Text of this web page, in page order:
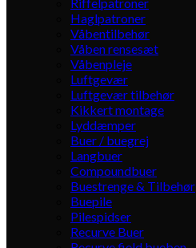
Haglpatroner
Våbentilbehør
Våben rensesæt
Våbenpleje
Luftgevær
Luftgevær tilbehør
Kikkert montage
Lyddæmper
Buer / buegrej
Langbuer
Compoundbuer
Buestrenge & Tilbehør
Buepile
Pilespidser
Recurve Buer